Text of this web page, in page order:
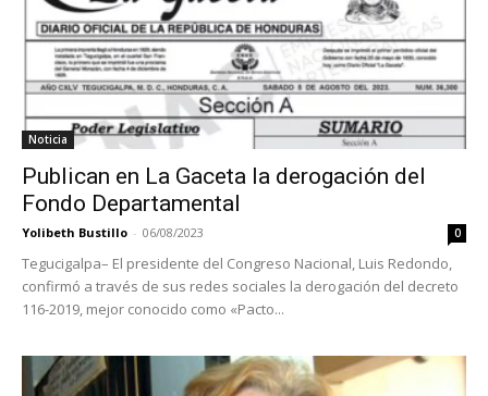
Noticia
Publican en La Gaceta la derogación del
Fondo Departamental
Yolibeth Bustillo - 06/08/2023 0
Tegucigalpa– El presidente del Congreso Nacional, Luis Redondo,
confirmó a través de sus redes sociales la derogación del decreto
116-2019, mejor conocido como «Pacto...